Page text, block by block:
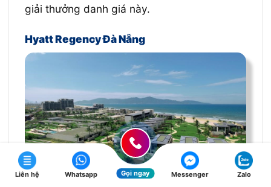
giải thưởng danh giá này.
Hyatt Regency Đà Nẵng
Liên hệ Whatsapp Gọi ngay Messenger Zalo